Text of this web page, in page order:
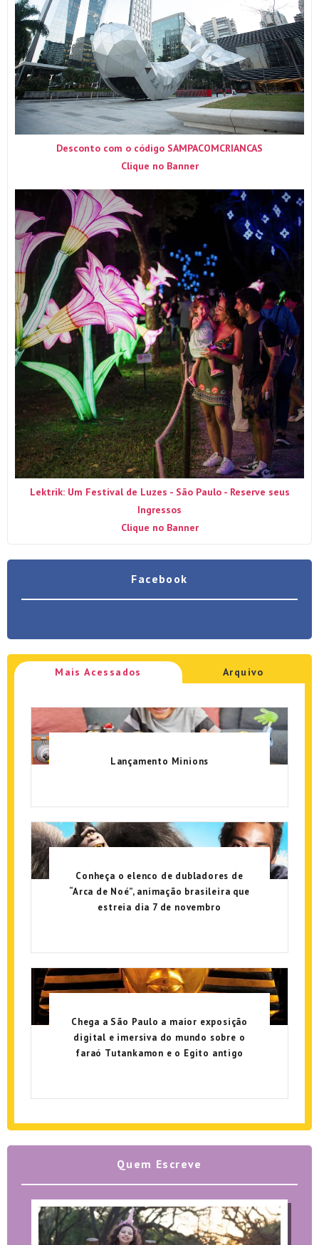
Desconto com o código SAMPACOMCRIANCAS
Clique no Banner
Lektrik: Um Festival de Luzes - São Paulo - Reserve seus
Ingressos
Clique no Banner
Facebook
Mais Acessados Arquivo
Lançamento Minions
Conheça o elenco de dubladores de
“Arca de Noé”, animação brasileira que
estreia dia 7 de novembro
Chega a São Paulo a maior exposição
digital e imersiva do mundo sobre o
faraó Tutankamon e o Egito antigo
Quem Escreve